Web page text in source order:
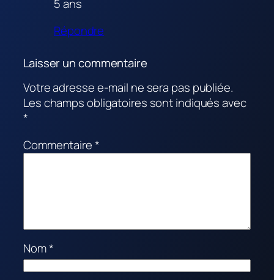
5 ans
Répondre
Laisser un commentaire
Votre adresse e-mail ne sera pas publiée.
Les champs obligatoires sont indiqués avec
*
Commentaire*
Nom*